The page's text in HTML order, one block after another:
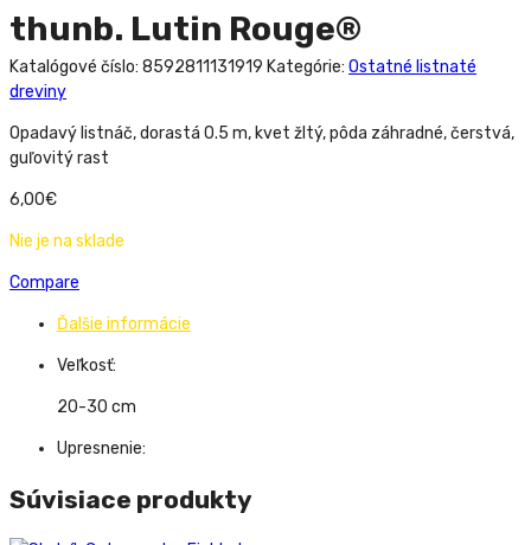
thunb. Lutin Rouge®
Katalógové číslo: 8592811131919 Kategórie: Ostatné listnaté
dreviny
Opadavý listnáč, dorastá 0.5 m, kvet žltý, pôda záhradné, čerstvá,
guľovitý rast
6,00€
Nie je na sklade
Compare
Ďalšie informácie
Veľkosť:
20-30 cm
Upresnenie:
Súvisiace produkty